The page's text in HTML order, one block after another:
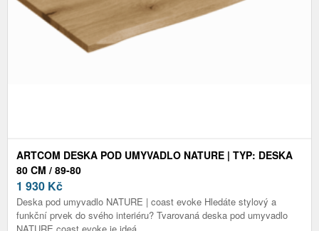
ARTCOM DESKA POD UMYVADLO NATURE | TYP: DESKA
80 CM / 89-80
1 930 Kč
Deska pod umyvadlo NATURE | coast evoke Hledáte stylový a
funkční prvek do svého interiéru? Tvarovaná deska pod umyvadlo